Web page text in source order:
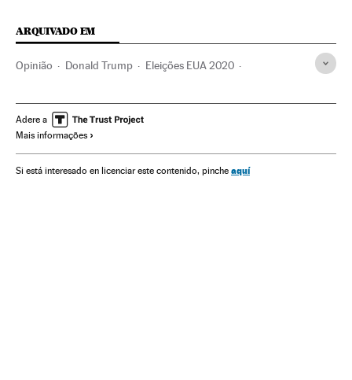
ARQUIVADO EM
Opinião Donald Trump Eleições EUA 2020
Joseph Biden Desigualdade social
Desigualdade econômica
Adere a
Mais informações
Si está interesado en licenciar este contenido, pinche aquí